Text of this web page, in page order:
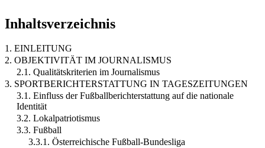
Inhaltsverzeichnis
1. EINLEITUNG
2. OBJEKTIVITÄT IM JOURNALISMUS
2.1. Qualitätskriterien im Journalismus
3. SPORTBERICHTERSTATTUNG IN TAGESZEITUNGEN
3.1. Einfluss der Fußballberichterstattung auf die nationale
Identität
3.2. Lokalpatriotismus
3.3. Fußball
3.3.1. Österreichische Fußball-Bundesliga